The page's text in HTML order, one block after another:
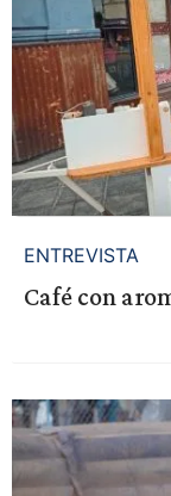
ENTREVISTA
Café con